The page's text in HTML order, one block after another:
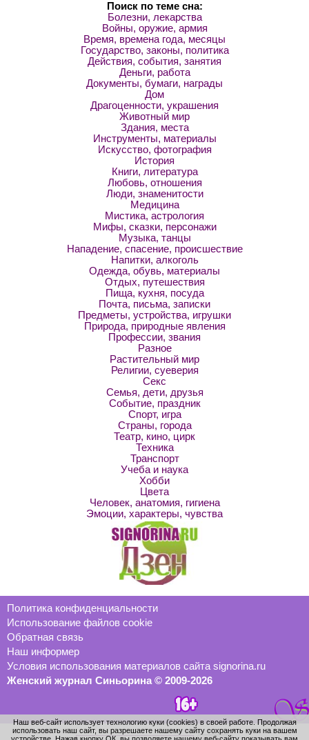
Поиск по теме сна:
Болезни, лекарства
Войны, оружие, армия
Время, времена года, месяцы
Государство, законы, политика
Действия, события, занятия
Деньги, работа
Документы, бумаги, награды
Дом
Драгоценности, украшения
Животный мир
Здания, места
Инструменты, материалы
Искусство, фотография
История
Книги, литература
Любовь, отношения
Люди, знаменитости
Медицина
Мистика, астрология
Мифы, сказки, персонажи
Музыка, танцы
Нападение, спасение, происшествие
Напитки, алкоголь
Одежда, обувь, материалы
Отдых, путешествия
Пища, кухня, посуда
Почта, письма, записки
Предметы, устройства, игрушки
Природа, природные явления
Профессии, звания
Разное
Растительный мир
Религии, суеверия
Секс
Семья, дети, друзья
Событие, праздник
Спорт, игра
Страны, города
Театр, кино, цирк
Техника
Транспорт
Учеба и наука
Хобби
Цвета
Человек, анатомия, гигиена
Эмоции, характеры, чувства
Политика конфиденциальности
Использование файлов cookie
Обратная связь
Наш информер
Условия использования материалов сайта signorina.ru
Женский журнал Синьорина © 2009-2026
Наш веб-сайт использует технологию куки (cookies) в своей работе. Продолжая
использовать наш сайт, вы разрешаете нашему сайту сохранять куки на вашем